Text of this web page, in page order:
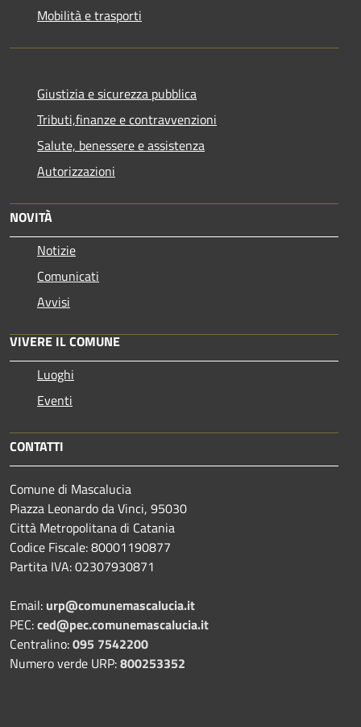
Mobilità e trasporti
Giustizia e sicurezza pubblica
Tributi,finanze e contravvenzioni
Salute, benessere e assistenza
Autorizzazioni
NOVITÀ
Notizie
Comunicati
Avvisi
VIVERE IL COMUNE
Luoghi
Eventi
CONTATTI
Comune di Mascalucia
Piazza Leonardo da Vinci, 95030
Città Metropolitana di Catania
Codice Fiscale: 80001190877
Partita IVA: 02307930871
Email: urp@comunemascalucia.it
PEC:ced@pec.comunemascalucia.it
Centralino:095 7542200
Numero verde URP:800253352